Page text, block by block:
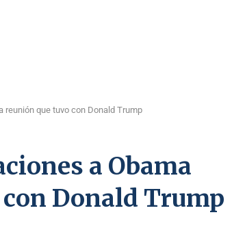
reunión que tuvo con Donald Trump
a Obama
Donald Trump